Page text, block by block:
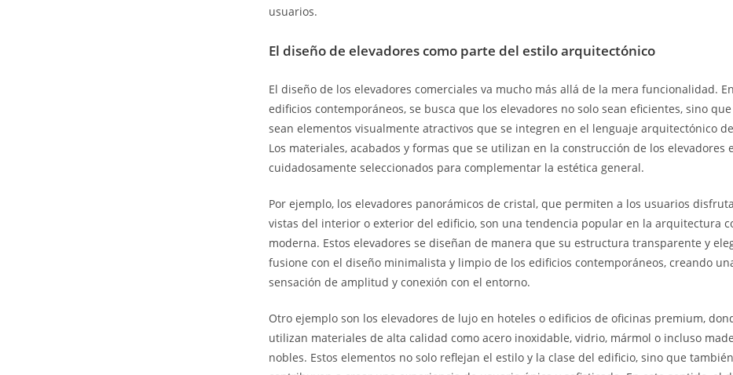
usuarios.
El diseño de elevadores como parte del estilo arquitectónico
El diseño de los elevadores comerciales va mucho más allá de la mera funcionalidad.
edificios contemporáneos, se busca que los elevadores no solo sean eficientes, sino
sean elementos visualmente atractivos que se integren en el lenguaje arquitectónico
Los materiales, acabados y formas que se utilizan en la construcción de los elevadores
cuidadosamente seleccionados para complementar la estética general.
Por ejemplo, los elevadores panorámicos de cristal, que permiten a los usuarios
vistas del interior o exterior del edificio, son una tendencia popular en la arquitectura
moderna. Estos elevadores se diseñan de manera que su estructura transparente y
fusione con el diseño minimalista y limpio de los edificios contemporáneos, creando
sensación de amplitud y conexión con el entorno.
Otro ejemplo son los elevadores de lujo en hoteles o edificios de oficinas premium,
utilizan materiales de alta calidad como acero inoxidable, vidrio, mármol o incluso
nobles. Estos elementos no solo reflejan el estilo y la clase del edificio, sino que también